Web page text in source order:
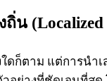
น (Localized
ใดก็ตาม แต่การน